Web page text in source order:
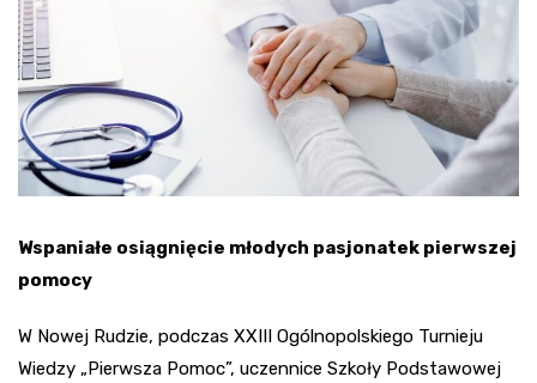
Wspaniałe osiągnięcie młodych pasjonatek pierwszej
pomocy
W Nowej Rudzie, podczas XXIII Ogólnopolskiego Turnieju
Wiedzy „Pierwsza Pomoc”, uczennice Szkoły Podstawowej